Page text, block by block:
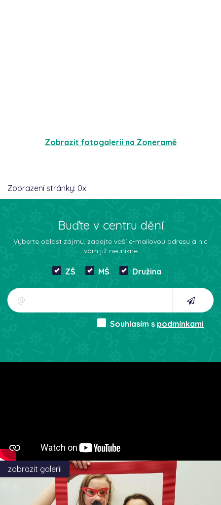
Zobrazit fotogalerii na Zoneramě
Zobrazení stránky: 0x
Buďte v centru dění
Vyberte oblast zájmu, zadejte vaší e-mailovou adresu a nic
vám již neunikne
ZŠ MŠ Družina
Souhlasím s podmínkami
zobrazit galerii